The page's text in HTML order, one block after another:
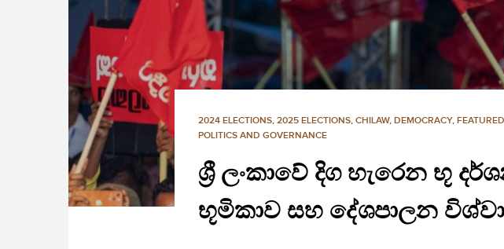
2024 ELECTIONS, 2025 ELECTIONS, CHILAW, DEMOCRACY,
POLITICS AND GOVERNANCE
ශ්‍රී ලංකාවේ දිග හැරෙන භූ
භූමිකාව සහ දේශපාලන